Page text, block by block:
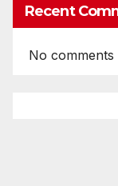
Recent
No comments